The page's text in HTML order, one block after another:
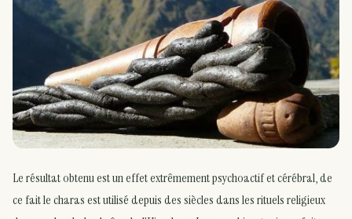
Le résultat obtenu est un effet extrêmement psychoactif et cérébral, de
ce fait le charas est utilisé depuis des siècles dans les rituels religieux